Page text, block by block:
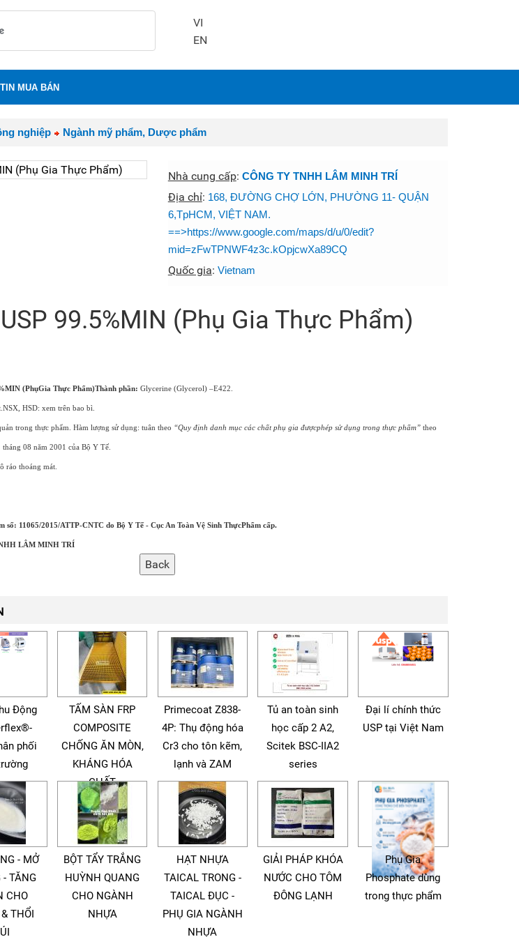
VI
EN
TIN MUA BÁN
nghiệp Ngành mỹ phẩm, Dược phẩm
Nhà cung cấp: CÔNG TY TNHH LÂM MINH TRÍ
Địa chỉ: 168, ĐƯỜNG CHỢ LỚN, PHƯỜNG 11- QUẬN
6,TpHCM, VIỆT NAM.
==>https://www.google.com/maps/d/u/0/edit?
mid=zFwTPNWF4z3c.kOpjcwXa89CQ
Quốc gia: Vietnam
USP 99.5%MIN (Phụ Gia Thực Phẩm)
(PhụGia Thực Phẩm)Thành phần: Glycerine (Glycerol) –E422.
HSD: xem trên bao bì.
trong thực phẩm. Hàm lượng sử dụng: tuân theo “Quy định danh mục các chất phụ gia đượcphép sử dụng trong thực phẩm”theo
08 năm 2001 của Bộ Y Tế.
ráo thoáng mát.
số: 11065/2015/ATTP-CNTC do Bộ Y Tế - Cục An Toàn Vệ Sinh ThựcPhẩm cấp.
LÂM MINH TRÍ
Động
phối
TẤM SÀN FRP
COMPOSITE
CHỐNG ĂN MÒN,
KHÁNG HÓA
CHẤT
Primecoat Z838-
4P: Thụ động hóa
Cr3 cho tôn kẽm,
lạnh và ZAM
Tủ an toàn sinh
học cấp 2 A2,
Scitek BSC-IIA2
series
Đại lí chính thức
USP tại Việt Nam
- MỞ
- TĂNG
CHO
THỔI
BỘT TẨY TRẮNG
HUỲNH QUANG
CHO NGÀNH
NHỰA
HẠT NHỰA
TAICAL TRONG -
TAICAL ĐỤC -
PHỤ GIA NGÀNH
NHỰA
GIẢI PHÁP KHÓA
NƯỚC CHO TÔM
ĐÔNG LẠNH
Phụ Gia
Phosphate dùng
trong thực phẩm